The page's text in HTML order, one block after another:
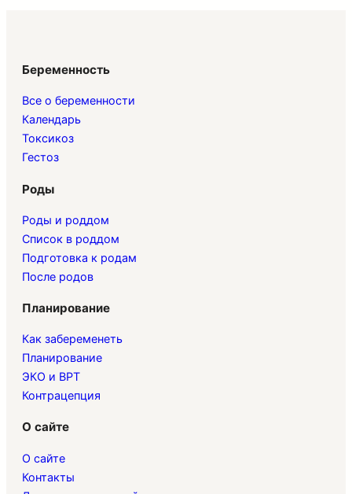
Беременность
Все о беременности
Календарь
Токсикоз
Гестоз
Роды
Роды и роддом
Список в роддом
Подготовка к родам
После родов
Планирование
Как забеременеть
Планирование
ЭКО и ВРТ
Контрацепция
О сайте
О сайте
Контакты